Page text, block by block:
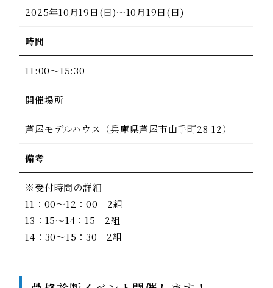
2025年10月19日(日)～10月19日(日)
時間
11:00～15:30
開催場所
芦屋モデルハウス（兵庫県芦屋市山手町28-12）
備考
※受付時間の詳細
11：00～12：00 2組
13：15～14：15 2組
14：30～15：30 2組